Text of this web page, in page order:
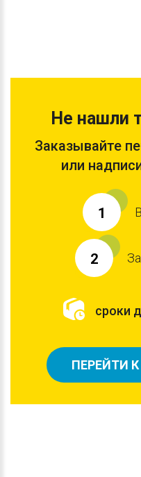
Не нашли
Заказывайте
или
1
2
сроки
ПЕРЕЙТИ